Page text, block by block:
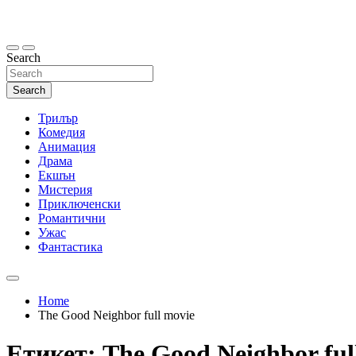
Search
Search
Трилър
Комедия
Анимация
Драма
Екшън
Мистерия
Приключенски
Романтични
Ужас
Фантастика
Home
The Good Neighbor full movie